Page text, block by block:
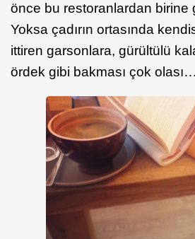
önce bu restoranlardan
Yoksa çadırın ortasında
ittiren garsonlara, gürültülü
ördek gibi bakması çok olası…